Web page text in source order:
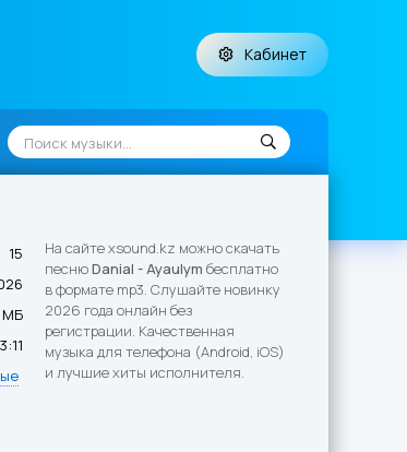
Кабинет
15
МБ
3:11
На сайте xsound.kz можно скачать
песнюDanial - Ayaulym бесплатно
в формате mp3. Слушайте новинку
2026 года онлайн без
регистрации. Качественная
музыка для телефона (Android, iOS)
и лучшие хиты исполнителя.